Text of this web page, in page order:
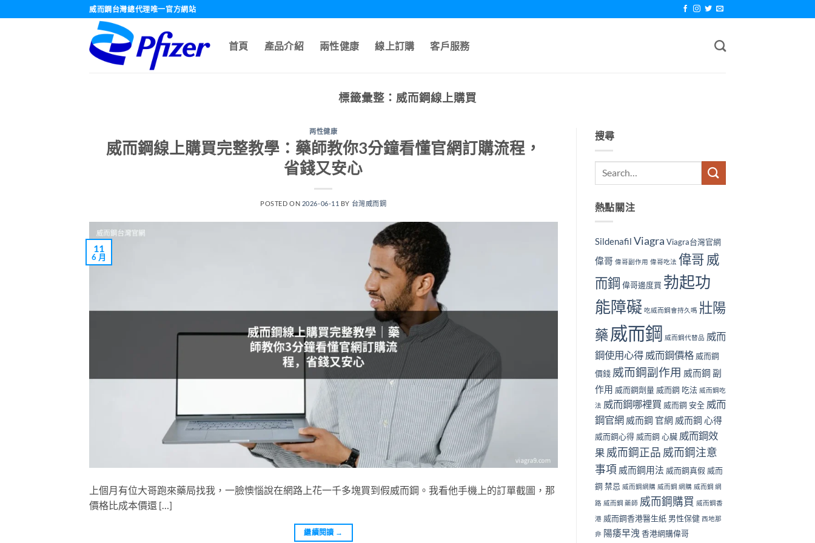
威而鋼台灣總代理唯一官方網站
首頁 產品介紹 兩性健康 線上訂購 客戶服務
標籤彙整： 威而鋼線上購買
两性健康
威而鋼線上購買完整教學：藥師教你3分鐘看懂官網訂購流程，
省錢又安心
POSTED ON 2026-06-11 BY 台灣威而鋼
11
6 月
上個月有位大哥跑來藥局找我，一臉懊惱說在網路上花一千多塊買到假威而鋼。我看他手機上的訂單截圖，那
價格比成本價還 […]
繼續閱讀 →
搜尋
熱點關注
Sildenafil Viagra Viagra台灣官網
偉哥 偉哥副作用 偉哥吃法 偉哥 威
而鋼 偉哥邊度買 勃起功
能障礙 吃威而鋼會持久嗎 壯陽
藥 威而鋼 威而鋼代替品 威而
鋼使用心得 威而鋼價格 威而鋼
價錢 威而鋼副作用 威而鋼 副
作用 威而鋼劑量 威而鋼 吃法 威而鋼吃
法 威而鋼哪裡買 威而鋼 安全 威而
鋼官網 威而鋼 官網 威而鋼 心得
威而鋼心得 威而鋼 心臟 威而鋼效
果 威而鋼正品 威而鋼注意
事項 威而鋼用法 威而鋼真假 威而
鋼 禁忌 威而鋼網購 威而鋼 網購 威而鋼 網
路 威而鋼 藥師 威而鋼購買 威而鋼香
港 威而鋼香港醫生紙 男性保健 西地那
非 陽痿早洩 香港網購偉哥